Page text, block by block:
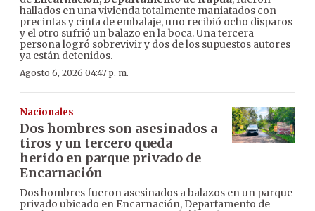
hallados en una vivienda totalmente maniatados con
precintas y cinta de embalaje, uno recibió ocho disparos
y el otro sufrió un balazo en la boca. Una tercera
persona logró sobrevivir y dos de los supuestos autores
ya están detenidos.
Agosto 6, 2026 04:47 p. m.
Nacionales
Dos hombres son asesinados a
tiros y un tercero queda
herido en parque privado de
Encarnación
Dos hombres fueron asesinados a balazos en un parque
privado ubicado en Encarnación, Departamento de